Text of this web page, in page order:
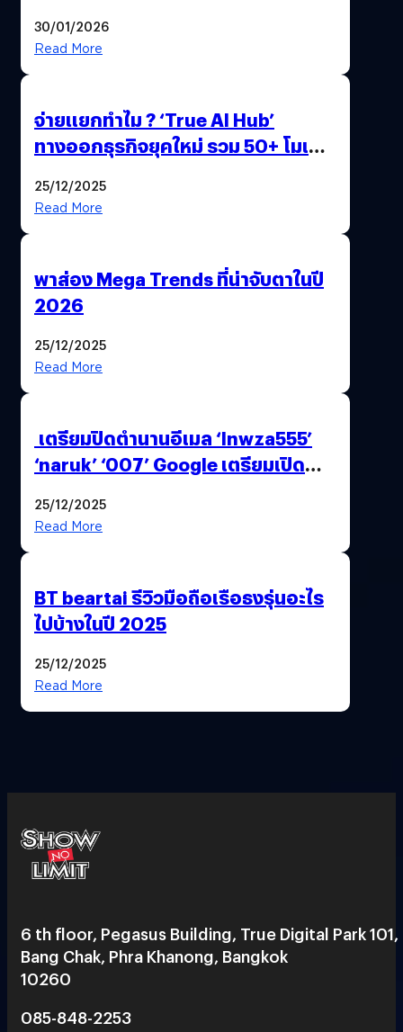
30/01/2026
Read More
จ่ายแยกทำไม ? ‘True AI Hub’
ทางออกธุรกิจยุคใหม่ รวม 50+ โมเดล
25/12/2025
Read More
พาส่อง Mega Trends ที่น่าจับตาในปี
2026
25/12/2025
Read More
เตรียมปิดตำนานอีเมล ‘lnwza555’
‘naruk’ ‘007’ Google เตรียมเปิด
25/12/2025
Read More
BT beartai รีวิวมือถือเรือธงรุ่นอะไร
ไปบ้างในปี 2025
25/12/2025
Read More
6 th floor, Pegasus Building, True Digital Park 101,
Bang Chak, Phra Khanong, Bangkok
10260
085-848-2253